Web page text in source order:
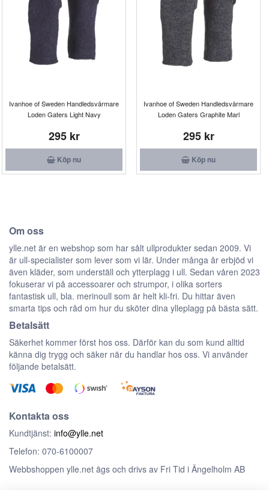
Ivanhoe of Sweden Handledsvärmare
Loden Gaters Light Navy
295 kr
Köp nu
Ivanhoe of Sweden Handledsvärmare
Loden Gaters Graphite Marl
295 kr
Köp nu
Om oss
ylle.net är en webshop som har sålt ullprodukter sedan 2009. Vi
är ull-specialister som lever som vi lär. Under många år erbjöd vi
även kläder, som underställ och ytterplagg i ull. Sedan våren 2023
fokuserar vi på accessoarer och strumpor, i olika sorters
fantastisk ull, bla. merinoull som är helt kli-fri. Du hittar även
smarta tips och råd om hur du sköter dina ylleplagg på bästa sätt.
Betalsätt
Säkerhet kommer först hos oss. Därför kan du som kund alltid
känna dig trygg och säker när du handlar hos oss. Vi använder
följande betalsätt.
Kontakta oss
Kundtjänst: info@ylle.net
Telefon: 070-6100007
Webbshoppen ylle.net ägs och drivs av Fri Tid i Ängelholm AB